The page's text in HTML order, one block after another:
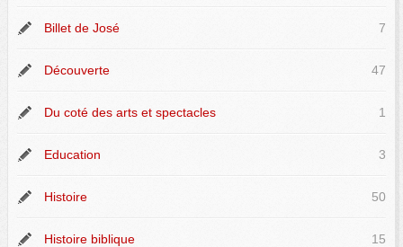
Billet de José 7
Découverte 47
Du coté des arts et spectacles 1
Education 3
Histoire 50
Histoire biblique 15